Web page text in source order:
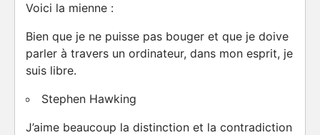
Voici la mienne :
Bien que je ne puisse pas bouger et que je doive
parler à travers un ordinateur, dans mon esprit, je
suis libre.
Stephen Hawking
J’aime beaucoup la distinction et la contradiction